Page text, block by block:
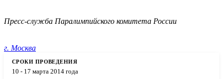
Пресс-служба Паралимпийского комитета России
г. Москва
10 - 17 марта 2014 года